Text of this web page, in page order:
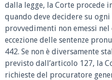
dalla legge, la Corte procede
quando deve decidere su
provvedimenti non emessi
eccezione delle sentenze
442. Se non è diversamente
previsto dall’articolo 127, la
richieste del procuratore